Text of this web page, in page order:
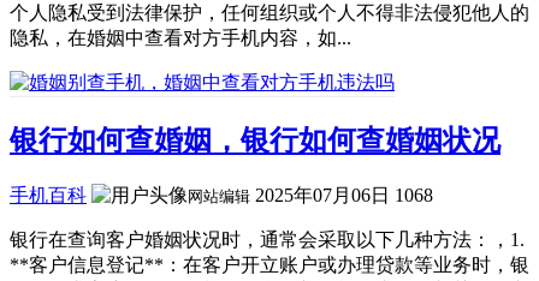
个人隐私受到法律保护，任何组织或个人不得非法侵犯他人的
隐私，在婚姻中查看对方手机内容，如...
银行如何查婚姻，银行如何查婚姻状况
手机百科 网站编辑 2025年07月06日 1068
银行在查询客户婚姻状况时，通常会采取以下几种方法：，1.
**客户信息登记**：在客户开立账户或办理贷款等业务时，银